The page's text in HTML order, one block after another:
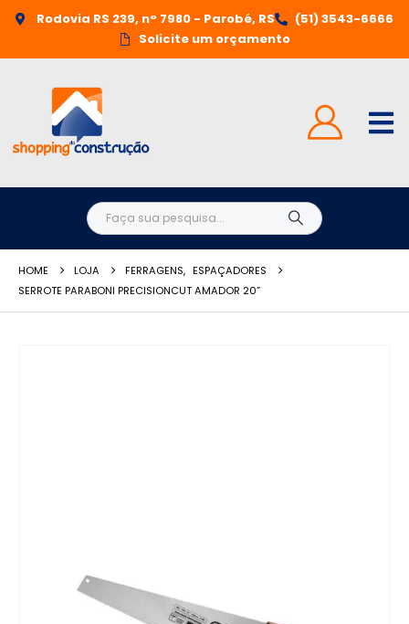
Rodovia RS 239, n° 7980 - Parobé, RS
(51) 3543-6666
Solicite um orçamento
HOME LOJA FERRAGENS, ESPAÇADORES
SERROTE PARABONI PRECISIONCUT AMADOR 20”